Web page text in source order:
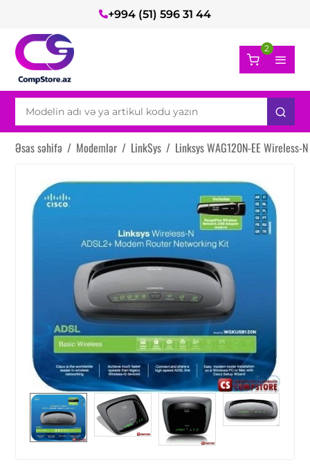
+994 (51) 596 31 44
2
Əsas səhifə / Modemlər / LinkSys / Linksys WAG120N-EE Wireless-